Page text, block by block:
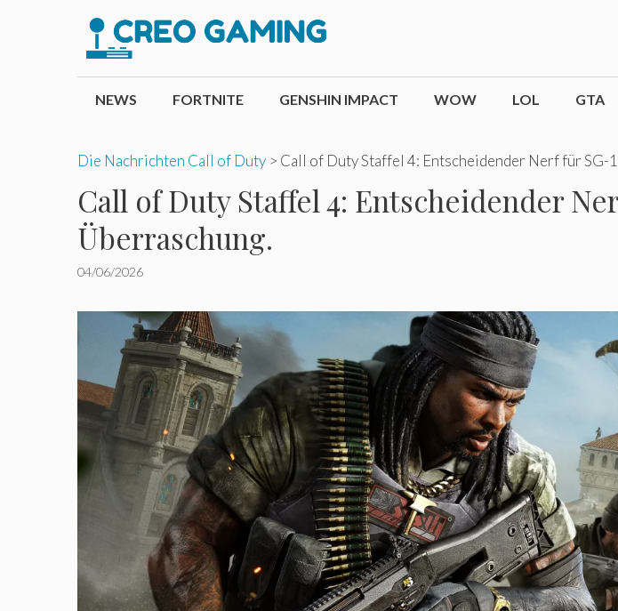
NEWS FORTNITE GENSHIN IMPACT WOW LOL GTA
Die Nachrichten Call of Duty > Call of Duty Staffel 4: Entscheidender Nerf für SG-
Call of Duty Staffel 4: Entscheidender
Überraschung.
04/06/2026